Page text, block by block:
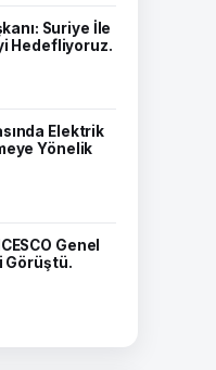
Suriye İle
Hedefliyoruz.
Elektrik
Yönelik
Genel
Görüştü.